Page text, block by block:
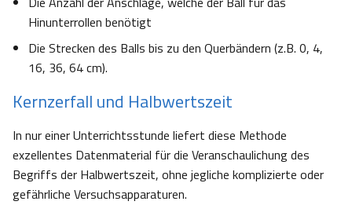
Hinunterrollen benötigt
Die Strecken des Balls bis zu den Querbändern (z.B. 0, 4,
16, 36, 64 cm).
Kernzerfall und Halbwertszeit
In nur einer Unterrichtsstunde liefert diese Methode
exzellentes Datenmaterial für die Veranschaulichung des
Begriffs der Halbwertszeit, ohne jegliche komplizierte oder
gefährliche Versuchsapparaturen.